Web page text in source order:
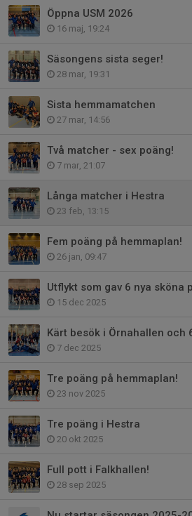
Öppna USM 2026
16 maj, 19:24
Säsongens sista seger!
28 mar, 19:31
Sista hemmamatchen
27 mar, 14:56
Två matcher - sex poäng!
7 mar, 21:07
Långa matcher i Hestra
23 feb, 13:15
Fem poäng på hemmaplan!
26 jan, 09:47
Utflykt som gav 6 nya sköna
15 dec 2025
Kärt besök i Örnahallen och
7 dec 2025
Tre poäng på hemmaplan!
23 nov 2025
Tre poäng i Hestra
20 okt 2025
Full pott i Falkhallen!
28 sep 2025